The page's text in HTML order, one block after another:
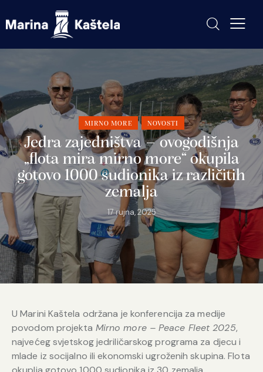
MIRNO MORE NOVOSTI
Jedra zajedništva – ovogodišnja
„flota mira mirno more“ okupila
gotovo 1000 sudionika iz različitih
zemalja
17 rujna, 2025
U Marini Kaštela održana je konferencija za medije
povodom projekta Mirno more – Peace Fleet 2025,
najvećeg svjetskog jedriličarskog programa za djecu i
mlade iz socijalno ili ekonomski ugroženih skupina. Flota